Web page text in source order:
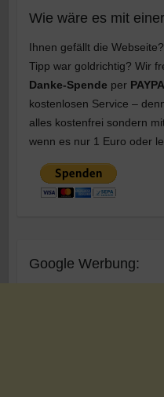
Wie wäre es mit
Ihnen gefällt die
Tipp war goldrichtig? Wir
Danke-Spende per
kostenlosen Service –
alles kostenfrei sondern
wenn es nur 1 Euro oder
Google Werbung: